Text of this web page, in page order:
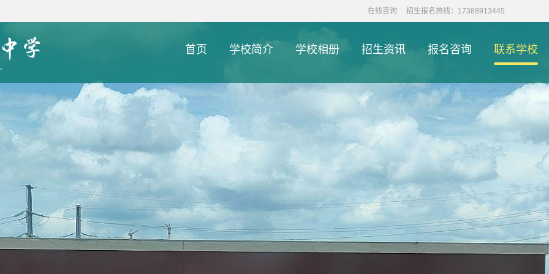
在线咨询 招生报名热线：17388913445
首页 学校简介 学校相册 招生资讯 报名咨询 联系学校